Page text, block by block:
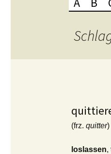
(frz. quitter)
loslassen,